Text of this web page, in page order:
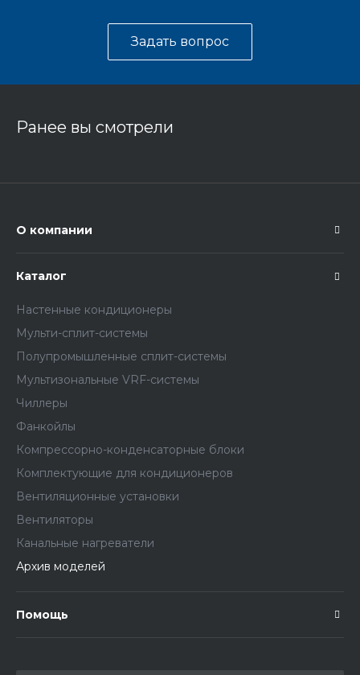
Задать вопрос
Ранее вы смотрели
О компании
Каталог
Настенные кондиционеры
Мульти-сплит-системы
Полупромышленные сплит-системы
Мультизональные VRF-системы
Чиллеры
Фанкойлы
Компрессорно-конденсаторные блоки
Комплектующие для кондиционеров
Вентиляционные установки
Вентиляторы
Канальные нагреватели
Архив моделей
Помощь